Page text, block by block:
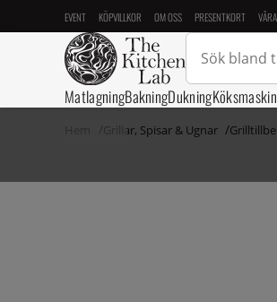
EVENT KÖPVILLKOR OM OSS PRESENTKORT
MatlagningBakningDukning
Grillar, Spisar & Ugnar